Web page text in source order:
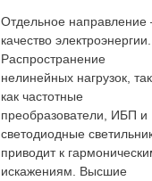
Отдельное
качество электроэнергии.
Распространение
нелинейных нагрузок,
как частотные
преобразователи, ИБП и
светодиодные
приводит к
искажениям. Высшие